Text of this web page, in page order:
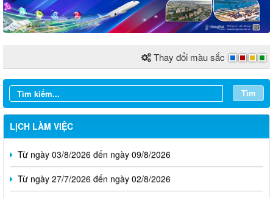
Thay đổi màu sắc
Tìm
LỊCH LÀM VIỆC
Từ ngày 03/8/2026 đến ngày 09/8/2026
Từ ngày 27/7/2026 đến ngày 02/8/2026
Từ ngày 20/7/2026 đến ngày 26/7/2026